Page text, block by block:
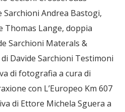
Sarchioni Andrea Bastogi,
Thomas Lange, doppia
Sarchioni Materals &
Davide Sarchioni Testimoni
di fotografia a cura di
con L’Europeo Km 607
di Ettore Michela Sguera a